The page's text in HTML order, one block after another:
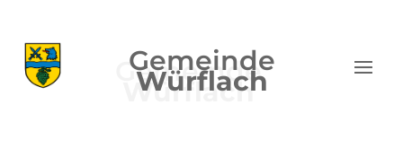
Gemeinde
Würflach